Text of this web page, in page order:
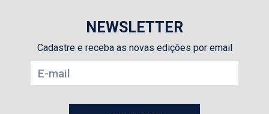
NEWSLETTER
Cadastre e receba as novas edições por email